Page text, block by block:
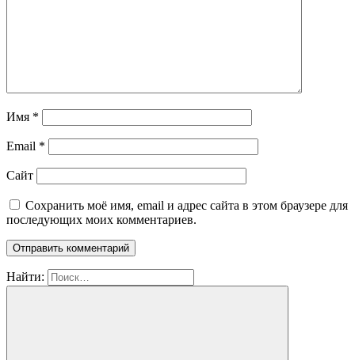
Имя *
Email *
Сайт
Сохранить моё имя, email и адрес сайта в этом браузере для
последующих моих комментариев.
Найти: